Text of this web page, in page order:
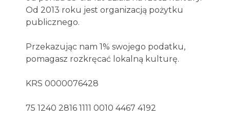
Od 2013 roku jest organizacją pożytku
publicznego.
Przekazując nam 1% swojego podatku,
pomagasz rozkręcać lokalną kulturę.
KRS 0000076428
75 1240 2816 1111 0010 4467 4192